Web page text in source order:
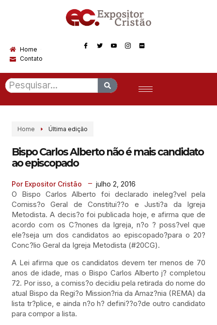
Home
Contato
Home Última edição
Bispo Carlos Alberto não é mais candidato
ao episcopado
Por Expositor Cristão julho 2, 2016
O Bispo Carlos Alberto foi declarado ineleg?vel pela
Comiss?o Geral de Constitui??o e Justi?a da Igreja
Metodista. A decis?o foi publicada hoje, e afirma que de
acordo com os C?nones da Igreja, n?o ? poss?vel que
ele?seja um dos candidatos ao episcopado?para o 20?
Conc?lio Geral da Igreja Metodista (#20CG).
A Lei afirma que os candidatos devem ter menos de 70
anos de idade, mas o Bispo Carlos Alberto j? completou
72. Por isso, a comiss?o decidiu pela retirada do nome do
atual Bispo da Regi?o Mission?ria da Amaz?nia (REMA) da
lista tr?plice, e ainda n?o h? defini??o?de outro candidato
para compor a lista.